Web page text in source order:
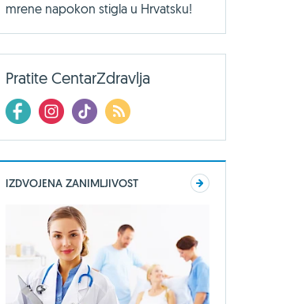
mrene napokon stigla u Hrvatsku!
Pratite CentarZdravlja
IZDVOJENA ZANIMLJIVOST